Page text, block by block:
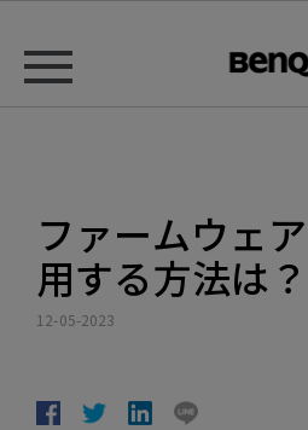
ファームウェ
用する方法は？
12-05-2023